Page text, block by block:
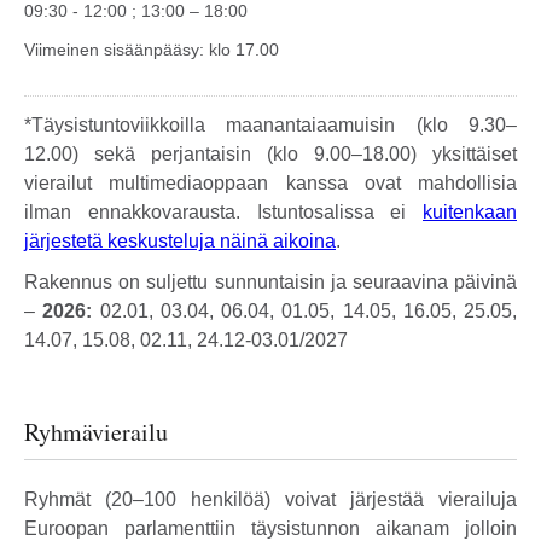
09:30 - 12:00 ; 13:00 – 18:00
Viimeinen sisäänpääsy: klo 17.00
*Täysistuntoviikkoilla maanantaiaamuisin (klo 9.30–
12.00) sekä perjantaisin (klo 9.00–18.00) yksittäiset
vierailut multimediaoppaan kanssa ovat mahdollisia
ilman ennakkovarausta. Istuntosalissa ei
kuitenkaan
järjestetä keskusteluja näinä aikoina.
Rakennus on suljettu sunnuntaisin ja seuraavina päivinä
–2026: 02.01, 03.04, 06.04, 01.05, 14.05, 16.05, 25.05,
14.07, 15.08, 02.11, 24.12-03.01/2027
Ryhmävierailu
Ryhmät (20–100 henkilöä) voivat järjestää vierailuja
Euroopan parlamenttiin täysistunnon aikanam jolloin